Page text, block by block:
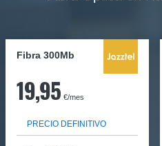
Fibra 300Mb
19,95 €/mes
PRECIO DEFINITIVO